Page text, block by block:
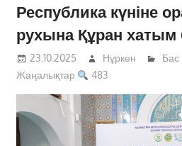
Республика күніне
рухына Құран
23.10.2025 Нұркен
Жаңалықтар
483